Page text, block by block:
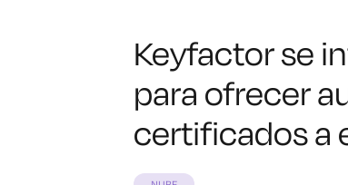
Keyfactor se
para ofrecer
certificados a